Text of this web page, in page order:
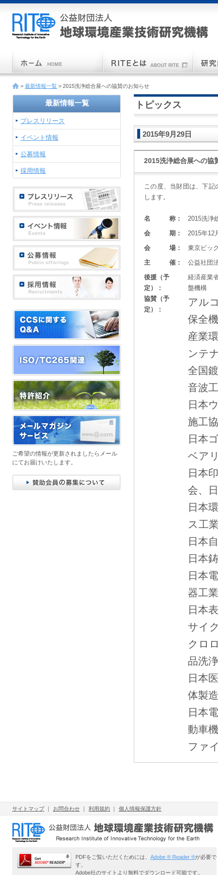
> 最新情報一覧 > 2015洗浄総合展への協賛のお知らせ
トピックス
2015年9月29日
2015洗浄総合展への協
この度、当財団は、下記
します。
名 称：
2015洗浄
会 期：
2015年12
会 場：
東京ビッ
主 催：
公益社団
後援（予
定）：
経済産業
盤機構
協賛（予
定）：
アル
保全
産業
ンテ
全国
音波
日本
施工
日本
ベア
日本
会、
日本
ス工
日本
日本
日本
器工
日本
サイ
クロ
品洗
日本
体製
日本
動車
ファ
最新情報一覧
プレスリリース
イベント情報
公募情報
採用情報
ご希望の情報が更新されましたらメール
にてお届けいたします。
サイトマップ｜ お問合わせ ｜ 利用規約 ｜ 個人情報保護方針
PDFをご覧いただくためには、 Adobe ® Reader ®が必要で
す。
Adobe社のサイトより無料でダウンロード可能です。